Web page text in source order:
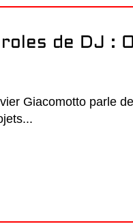
de DJ :
Giacomotto parle